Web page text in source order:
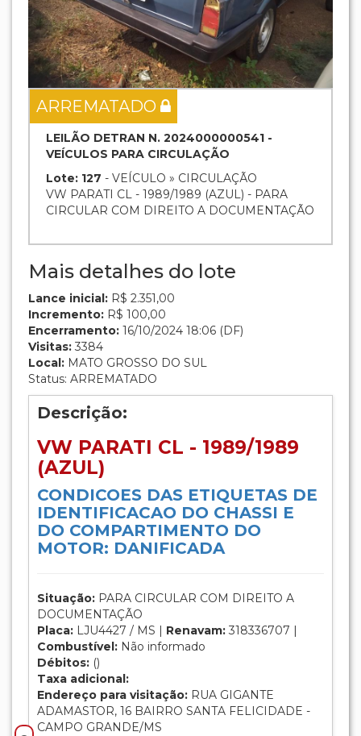
ARREMATADO
LEILÃO DETRAN N. 2024000000541 -
VEÍCULOS PARA CIRCULAÇÃO
Lote: 127 - VEÍCULO » CIRCULAÇÃO
VW PARATI CL - 1989/1989 (AZUL) - PARA
CIRCULAR COM DIREITO A DOCUMENTAÇÃO
Mais detalhes do lote
Lance inicial: R$ 2.351,00
Incremento: R$ 100,00
Encerramento: 16/10/2024 18:06 (DF)
Visitas: 3384
Local: MATO GROSSO DO SUL
Status: ARREMATADO
Descrição:
VW PARATI CL - 1989/1989
(AZUL)
CONDICOES DAS ETIQUETAS DE
IDENTIFICACAO DO CHASSI E
DO COMPARTIMENTO DO
MOTOR: DANIFICADA
Situação: PARA CIRCULAR COM DIREITO A
DOCUMENTAÇÃO
Placa: LJU4427 / MS | Renavam: 318336707 |
Combustível: Não informado
Débitos: ()
Taxa adicional:
Endereço para visitação: RUA GIGANTE
ADAMASTOR, 16 BAIRRO SANTA FELICIDADE -
CAMPO GRANDE/MS